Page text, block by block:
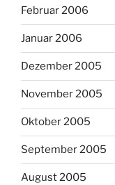
Februar 2006
Januar 2006
Dezember 2005
November 2005
Oktober 2005
September 2005
August 2005